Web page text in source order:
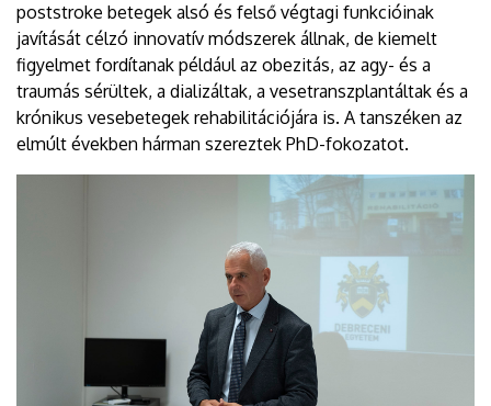
poststroke betegek alsó és felső végtagi funkcióinak
javítását célzó innovatív módszerek állnak, de kiemelt
figyelmet fordítanak például az obezitás, az agy- és a
traumás sérültek, a dializáltak, a vesetranszplantáltak és a
krónikus vesebetegek rehabilitációjára is. A tanszéken az
elmúlt években hárman szereztek PhD-fokozatot.